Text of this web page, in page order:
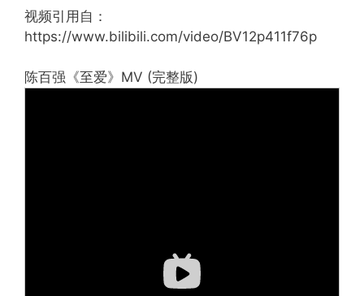
视频引用自：
https://www.bilibili.com/video/BV12p411f76p
陈百强《至爱》MV (完整版)